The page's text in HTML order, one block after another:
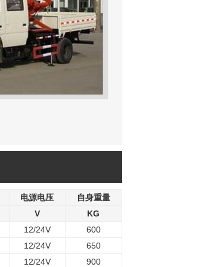
电源电压
自身重量
V
KG
12/24V
600
12/24V
650
12/24V
900